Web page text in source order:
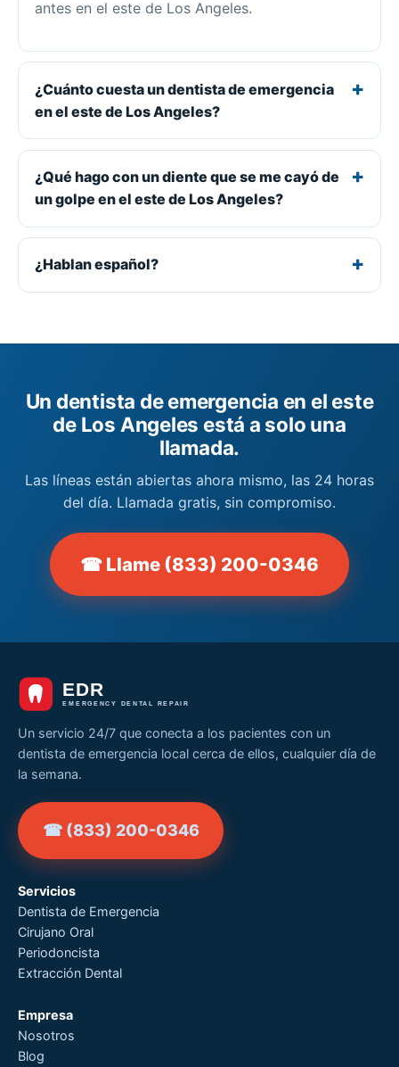
antes en el este de Los Angeles.
¿Cuánto cuesta un dentista de emergencia
en el este de Los Angeles?
¿Qué hago con un diente que se me cayó de
un golpe en el este de Los Angeles?
¿Hablan español?
Un dentista de emergencia en el este
de Los Angeles está a solo una
llamada.
Las líneas están abiertas ahora mismo, las 24 horas
del día. Llamada gratis, sin compromiso.
☎ Llame (833) 200-0346
Un servicio 24/7 que conecta a los pacientes con un
dentista de emergencia local cerca de ellos, cualquier día de
la semana.
☎ (833) 200-0346
Servicios
Dentista de Emergencia
Cirujano Oral
Periodoncista
Extracción Dental
Empresa
Nosotros
Blog